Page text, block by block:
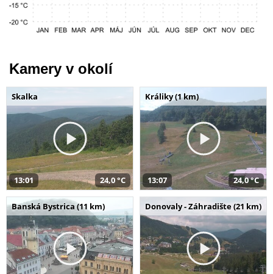
Kamery v okolí
Skalka
13:01 24,0 °C
Králiky (1 km)
13:07 24,0 °C
Banská Bystrica (11 km) Donovaly - Záhradište (21 km)